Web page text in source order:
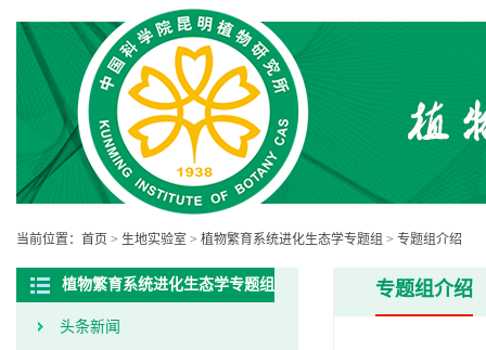
当前位置： 首页 > 生地实验室 > 植物繁育系统进化生态学专题组 > 专题组介绍
植物繁育系统进化生态学专题组
头条新闻
专题组介绍